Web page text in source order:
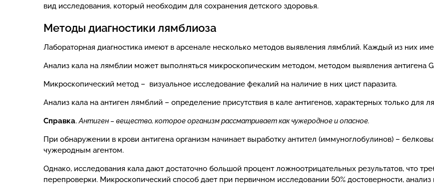
вид исследования, который необходим для сохранения детского здоровья.
Методы диагностики лямблиоза
Лабораторная диагностика имеют в арсенале несколько методов выявления лямблий. Каждый из них
Анализ кала на лямблии может выполняться микроскопическим методом, методом выявления антигена
Микроскопический метод – визуальное исследование фекалий на наличие в них цист паразита.
Анализ кала на антиген лямблий – определение присутствия в кале антигенов, характерных только для
Справка.Антиген – вещество, которое организм рассматривает как чужеродное и опасное.
При обнаружении в крови антигена организм начинает выработку антител (иммуноглобулинов) –
чужеродным агентом.
Однако, исследования кала дают достаточно большой процент ложноотрицательных результатов, что
перепроверки. Микроскопический способ дает при первичном исследовании 50% достоверности, анализ